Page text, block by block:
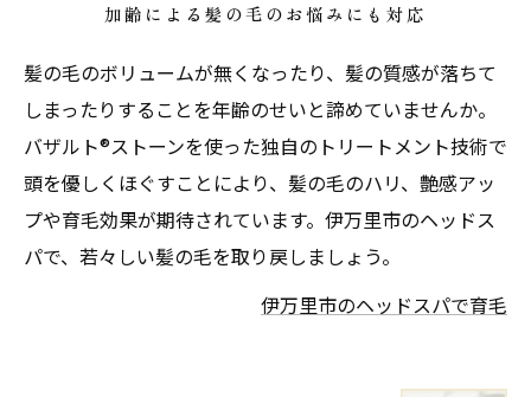
加齢による髪の毛のお悩みにも対応
髪の毛のボリュームが無くなったり、髪の質感が落ちて
しまったりすることを年齢のせいと諦めていませんか。
バザルト®ストーンを使った独自のトリートメント技術で
頭を優しくほぐすことにより、髪の毛のハリ、艶感アッ
プや育毛効果が期待されています。伊万里市のヘッドス
パで、若々しい髪の毛を取り戻しましょう。
伊万里市のヘッドスパで育毛